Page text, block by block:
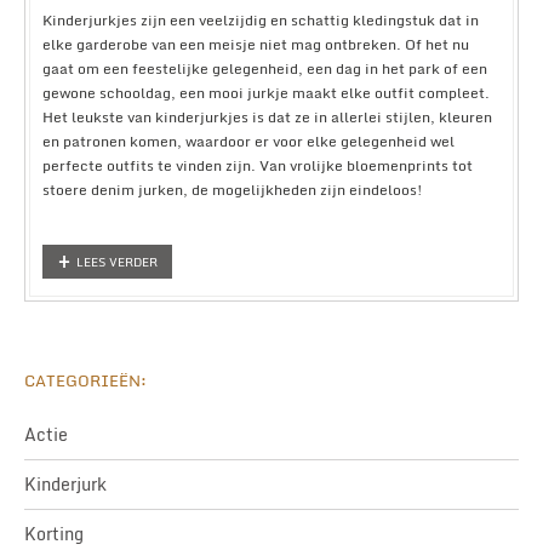
Kinderjurkjes zijn een veelzijdig en schattig kledingstuk dat in
elke garderobe van een meisje niet mag ontbreken. Of het nu
gaat om een feestelijke gelegenheid, een dag in het park of een
gewone schooldag, een mooi jurkje maakt elke outfit compleet.
Het leukste van kinderjurkjes is dat ze in allerlei stijlen, kleuren
en patronen komen, waardoor er voor elke gelegenheid wel
perfecte outfits te vinden zijn. Van vrolijke bloemenprints tot
stoere denim jurken, de mogelijkheden zijn eindeloos!
LEES VERDER
CATEGORIEËN:
Actie
Kinderjurk
Korting